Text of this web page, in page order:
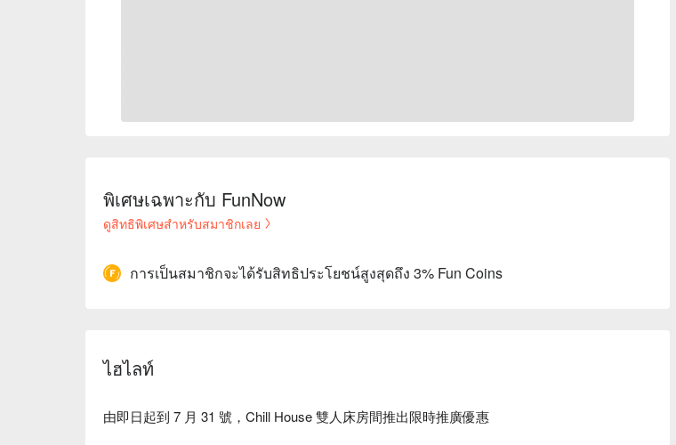
พิเศษเฉพาะกับ FunNow
ดูสิทธิพิเศษสำหรับสมาชิกเลย
การเป็นสมาชิกจะได้รับสิทธิประโยชน์สูงสุดถึง 3% Fun Coins
ไฮไลท์
由即日起到 7 月 31 號，Chill House 雙人床房間推出限時推廣優惠